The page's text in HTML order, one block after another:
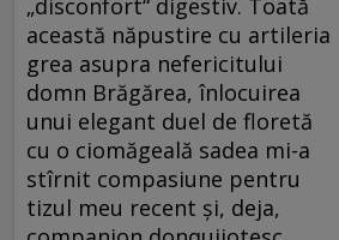
„disconfort“ digestiv. Toată
această năpustire cu artileria
grea asupra nefericitului
domn Brăgărea, înlocuirea
unui elegant duel de floretă
cu o ciomăgeală sadea mi-a
stîrnit compasiune pentru
tizul meu recent şi, deja,